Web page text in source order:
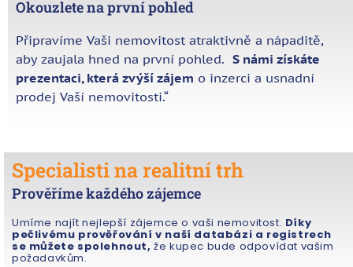
Okouzlete na první pohled
Připravíme Vaši nemovitost atraktivně a nápaditě,
aby zaujala hned na první pohled. S námi získáte
prezentaci, která zvýší zájem o inzerci a usnadní
prodej Vaší nemovitosti.“
Specialisti na realitní trh
Prověříme každého zájemce
Umíme najít nejlepší zájemce o vaši nemovitost. Díky
pečlivému prověřování v naší databázi a registrech
se můžete spolehnout, že kupec bude odpovídat vašim
požadavkům.